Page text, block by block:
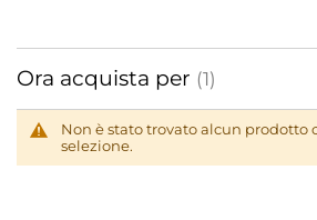
Non è stato trovato alcun prodotto
selezione.
Ora acquista per